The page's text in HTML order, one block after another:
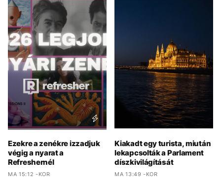
Ezekre a zenékre izzadjuk
végig a nyarat a
Refreshernél
MA 15:12 -KOR
Kiakadt egy turista, miután
lekapcsolták a Parlament
díszkivilágítását
MA 13:49 -KOR